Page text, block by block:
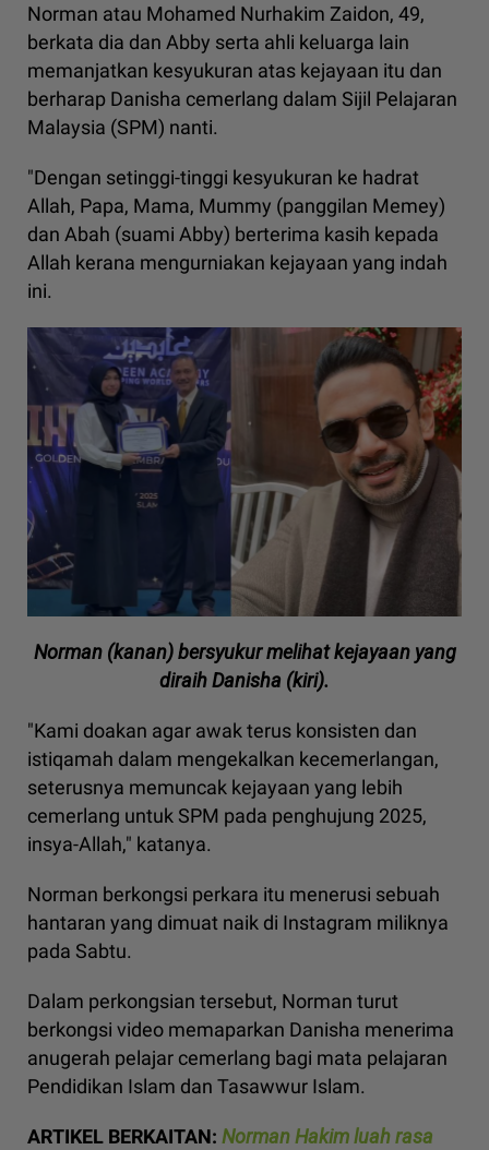
Norman atau Mohamed Nurhakim Zaidon, 49,
berkata dia dan Abby serta ahli keluarga lain
memanjatkan kesyukuran atas kejayaan itu dan
berharap Danisha cemerlang dalam Sijil Pelajaran
Malaysia (SPM) nanti.
"Dengan setinggi-tinggi kesyukuran ke hadrat
Allah, Papa, Mama, Mummy (panggilan Memey)
dan Abah (suami Abby) berterima kasih kepada
Allah kerana mengurniakan kejayaan yang indah
ini.
Norman (kanan) bersyukur melihat kejayaan yang
diraih Danisha (kiri).
"Kami doakan agar awak terus konsisten dan
istiqamah dalam mengekalkan kecemerlangan,
seterusnya memuncak kejayaan yang lebih
cemerlang untuk SPM pada penghujung 2025,
insya-Allah," katanya.
Norman berkongsi perkara itu menerusi sebuah
hantaran yang dimuat naik di Instagram miliknya
pada Sabtu.
Dalam perkongsian tersebut, Norman turut
berkongsi video memaparkan Danisha menerima
anugerah pelajar cemerlang bagi mata pelajaran
Pendidikan Islam dan Tasawwur Islam.
ARTIKEL BERKAITAN: Norman Hakim luah rasa